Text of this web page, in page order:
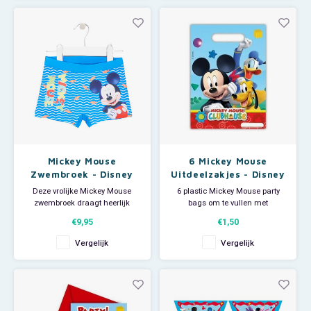
als reisdeken in de auto
Mickey Mouse
Zwembroek - Disney
Deze vrolijke Mickey Mouse
zwembroek draagt heerlijk
waterpark of zwemles. De
Disney zwembroek is van 88%
polyester en 12% elastan.
€9,95
Vergelijk
6 Mickey Mouse
Uitdeelzakjes - Disney
6 plastic Mickey Mouse party
bags om te vullen met
dingetjes. Afmeting per zakje:
ca 17 x 24 cm.
€1,50
Vergelijk